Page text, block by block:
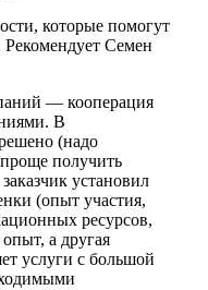
которые помогут
Рекомендует Семен
— кооперация
В
(надо
получить
установил
(опыт участия,
ресурсов,
а другая
услуги с большой